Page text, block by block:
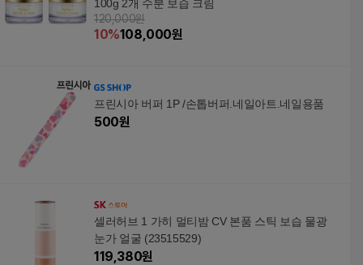
100g 2개 수분 보습 크림
120,000원
10%108,000원
프린시아 버퍼 1P /손톱버퍼.네일아트.네일용품
500원
셀러허브 1 가히 멀티밤 CV 본품 스틱 보습 물광
눈가 얼굴 (23515529)
119,380원